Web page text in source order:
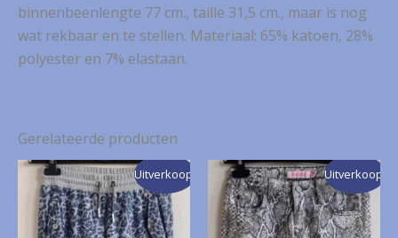
binnenbeenlengte 77 cm., taille 31,5 cm., maar is nog
wat rekbaar en te stellen. Materiaal: 65% katoen, 28%
polyester en 7% elastaan.
Gerelateerde producten
Uitverkoop! Uitverkoop!